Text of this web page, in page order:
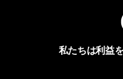
私たちは利益